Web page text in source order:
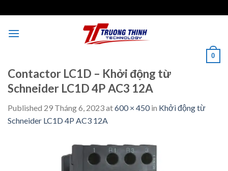
to
content
0
Contactor LC1D – Khởi động từ
Schneider LC1D 4P AC3 12A
Published 29 Tháng 6, 2023at600 × 450in Khởi động từ
Schneider LC1D 4P AC3 12A